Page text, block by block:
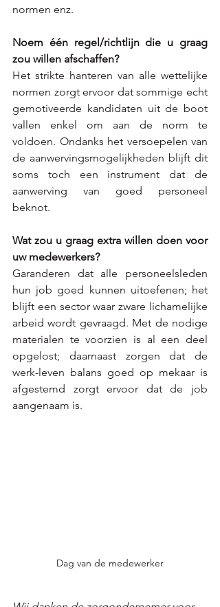
normen enz.
Noem één regel/richtlijn die u graag
zou willen afschaffen?
Het strikte hanteren van alle wettelijke
normen zorgt ervoor dat sommige echt
gemotiveerde kandidaten uit de boot
vallen enkel om aan de norm te
voldoen. Ondanks het versoepelen van
de aanwervingsmogelijkheden blijft dit
soms toch een instrument dat de
aanwerving van goed personeel
beknot.
Wat zou u graag extra willen doen voor
uw medewerkers?
Garanderen dat alle personeelsleden
hun job goed kunnen uitoefenen; het
blijft een sector waar zware lichamelijke
arbeid wordt gevraagd. Met de nodige
materialen te voorzien is al een deel
opgelost; daarnaast zorgen dat de
werk-leven balans goed op mekaar is
afgestemd zorgt ervoor dat de job
aangenaam is.
Dag van de medewerker